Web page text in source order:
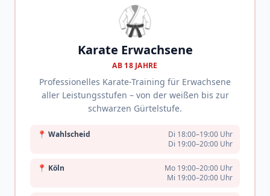
🥋
Karate Erwachsene
AB 18 JAHRE
Professionelles Karate-Training für Erwachsene
aller Leistungsstufen – von der weißen bis zur
schwarzen Gürtelstufe.
📍 Wahlscheid
Di 18:00–19:00 Uhr
Di 19:00–20:00 Uhr
📍 Köln
Mo 19:00–20:00 Uhr
Mi 19:00–20:00 Uhr